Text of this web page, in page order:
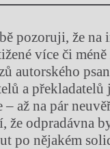
pozoruji, že na
více či
autorského
a
– až na pár
že odpradávna
po nějakém